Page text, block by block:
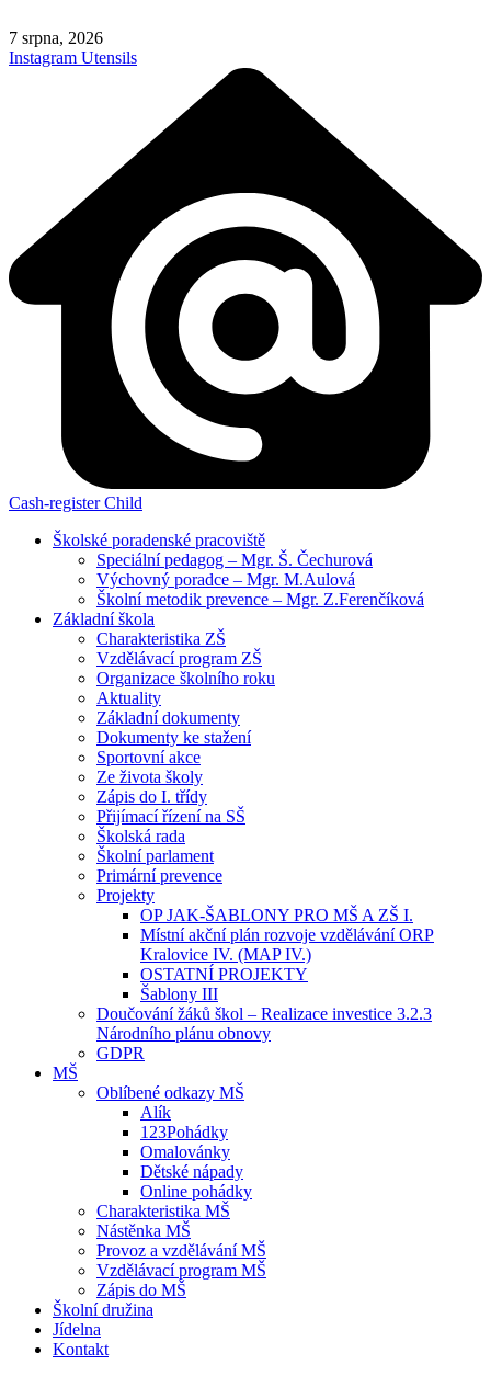
to
content
7 srpna, 2026
Instagram Utensils
Cash-register Child
Školské poradenské pracoviště
Speciální pedagog – Mgr. Š. Čechurová
Výchovný poradce – Mgr. M.Aulová
Školní metodik prevence – Mgr. Z.Ferenčíková
Základní škola
Charakteristika ZŠ
Vzdělávací program ZŠ
Organizace školního roku
Aktuality
Základní dokumenty
Dokumenty ke stažení
Sportovní akce
Ze života školy
Zápis do I. třídy
Přijímací řízení na SŠ
Školská rada
Školní parlament
Primární prevence
Projekty
OP JAK-ŠABLONY PRO MŠ A ZŠ I.
Místní akční plán rozvoje vzdělávání ORP
Kralovice IV. (MAP IV.)
OSTATNÍ PROJEKTY
Šablony III
Doučování žáků škol – Realizace investice 3.2.3
Národního plánu obnovy
GDPR
MŠ
Oblíbené odkazy MŠ
Alík
123Pohádky
Omalovánky
Dětské nápady
Online pohádky
Charakteristika MŠ
Nástěnka MŠ
Provoz a vzdělávání MŠ
Vzdělávací program MŠ
Zápis do MŠ
Školní družina
Jídelna
Kontakt